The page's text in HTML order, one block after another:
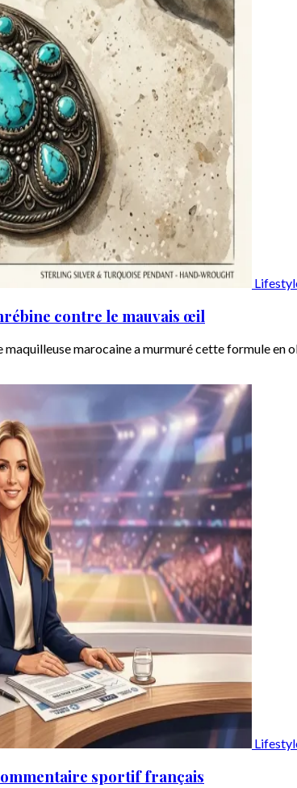
contre le mauvais œil
marocaine a murmuré cette formule en
sportif français